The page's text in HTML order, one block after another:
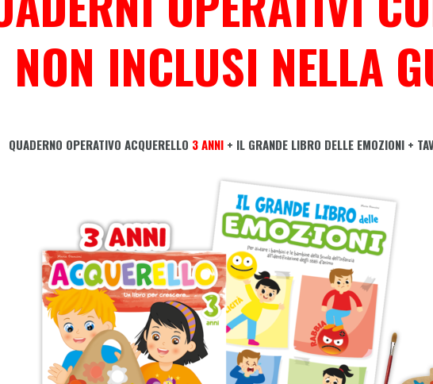
NON INCLUSI NELLA
QUADERNO OPERATIVO ACQUERELLO 3 ANNI+ IL GRANDE LIBRO DELLE EMOZIONI +